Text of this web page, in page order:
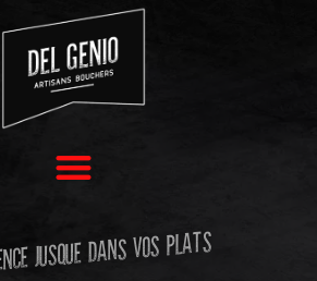
JUSQUE DANS VOS PLATS